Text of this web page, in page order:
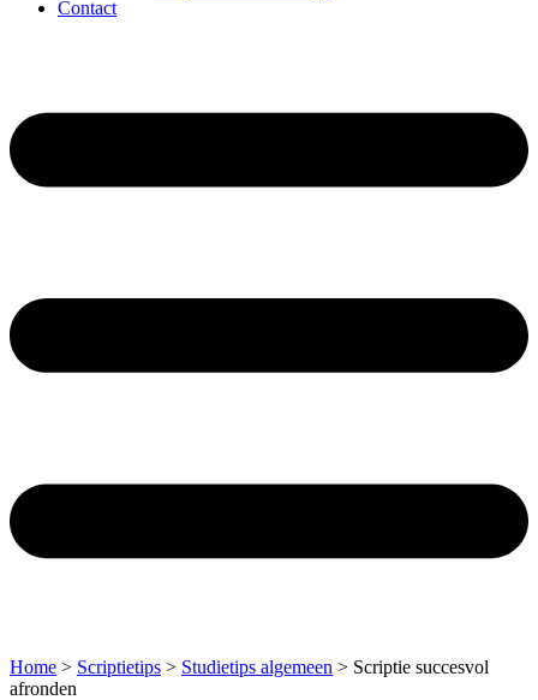
Contact
Home > Scriptietips > Studietips algemeen > Scriptie succesvol
afronden